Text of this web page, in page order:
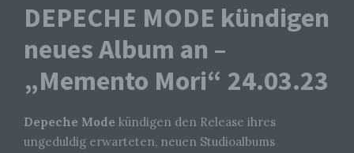
DEPECHE MODE kündigen
neues Album an –
„Memento Mori“ 24.03.23
Depeche Mode kündigen den Release ihres
ungeduldig erwarteten, neuen Studioalbums